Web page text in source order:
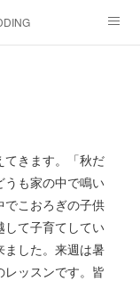
きます。「秋だ
うも家の中で鳴い
でこおろぎの子供
して子育てしてい
した。来週は暑
ッスンです。皆